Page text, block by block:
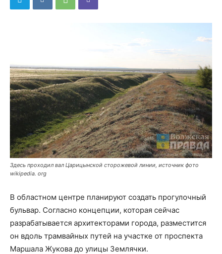
Здесь проходил вал Царицынской сторожевой линии, источник фото
wikipedia. org
В областном центре планируют создать прогулочный
бульвар. Согласно концепции, которая сейчас
разрабатывается архитекторами города, разместится
он вдоль трамвайных путей на участке от проспекта
Маршала Жукова до улицы Землячки.